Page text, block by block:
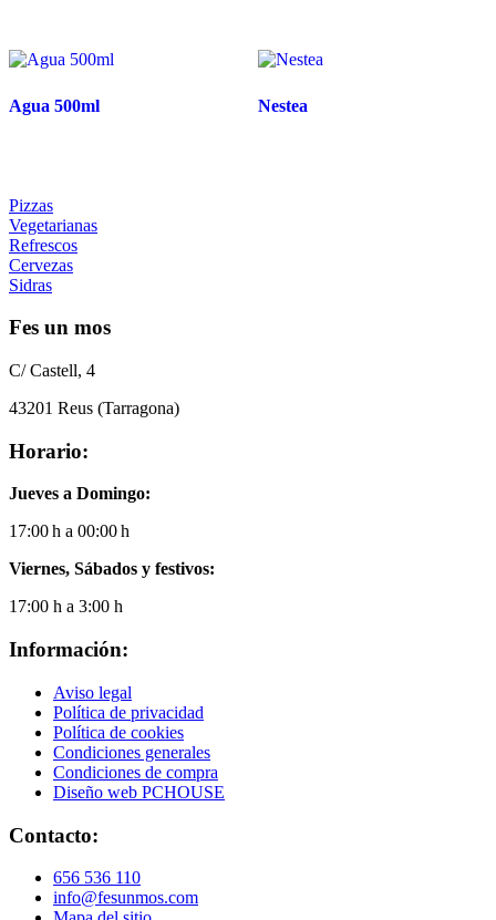
Agua 500ml Nestea
Pizzas
Vegetarianas
Refrescos
Cervezas
Sidras
Fes un mos
C/ Castell, 4
43201 Reus (Tarragona)
Horario:
Jueves a Domingo:
17:00 h a 00:00 h
Viernes, Sábados y festivos:
17:00 h a 3:00 h
Información:
Aviso legal
Política de privacidad
Política de cookies
Condiciones generales
Condiciones de compra
Diseño web PCHOUSE
Contacto:
656 536 110
info@fesunmos.com